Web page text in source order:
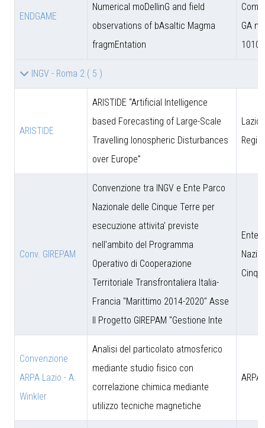
ENDGAME
Numerical moDellinG and field
observations of bAsaltic Magma
fragmEntation
GA n.
INGV - Roma 2 ( 5 )
ARISTIDE
ARISTIDE “Artificial Intelligence
based Forecasting of Large-Scale
Travelling Ionospheric Disturbances
over Europe”
Lazio
Conv. GIREPAM
Convenzione tra INGV e Ente Parco
Nazionale delle Cinque Terre per
esecuzione attivita' previste
nell'ambito del Programma
Operativo di Cooperazione
Territoriale Transfrontaliera Italia-
Francia "Marittimo 2014-2020" Asse
II Progetto GIREPAM "Gestione Inte
Ente
Convenzione
ARPA Lazio - A.
Winkler
Analisi del particolato atmosferico
mediante studio fisico con
correlazione chimica mediante
utilizzo tecniche magnetiche
ARPA